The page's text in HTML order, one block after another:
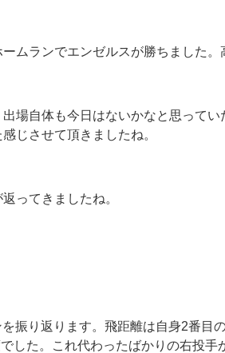
ムランでエンゼルスが勝ちました。
場自体も今日はないかなと思ってい
じさせて頂きましたね。
ってきましたね。
振り返ります。飛距離は自身2番目
した。これ代わったばかりの右投手